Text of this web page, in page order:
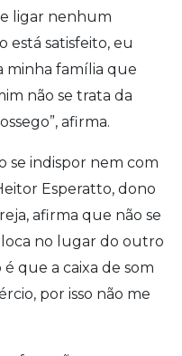
ligar nenhum
está satisfeito, eu
minha família que
não se trata da
afirma.
se indispor nem com
Esperatto, dono
afirma que não se
no lugar do outro
que a caixa de som
por isso não me